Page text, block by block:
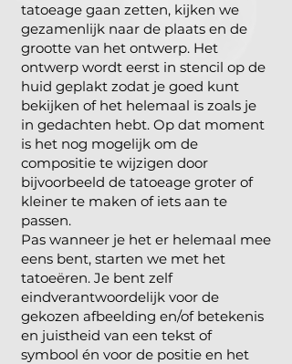
tatoeage gaan zetten, kijken we
gezamenlijk naar de plaats en de
grootte van het ontwerp. Het
ontwerp wordt eerst in stencil op de
huid geplakt zodat je goed kunt
bekijken of het helemaal is zoals je
in gedachten hebt. Op dat moment
is het nog mogelijk om de
compositie te wijzigen door
bijvoorbeeld de tatoeage groter of
kleiner te maken of iets aan te
passen.
Pas wanneer je het er helemaal mee
eens bent, starten we met het
tatoeëren. Je bent zelf
eindverantwoordelijk voor de
gekozen afbeelding en/of betekenis
en juistheid van een tekst of
symbool én voor de positie en het